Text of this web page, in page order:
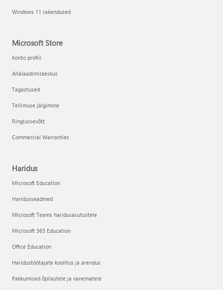
Windows 11 rakendused
Microsoft Store
Konto profiil
Allalaadimiskeskus
Tagastused
Tellimuse jälgimine
Ringlussevõtt
Commercial Warranties
Haridus
Microsoft Education
Haridusseadmed
Microsoft Teams haridusasutustele
Microsoft 365 Education
Office Education
Haridustöötajate koolitus ja arendus
Pakkumised õpilastele ja vanematele